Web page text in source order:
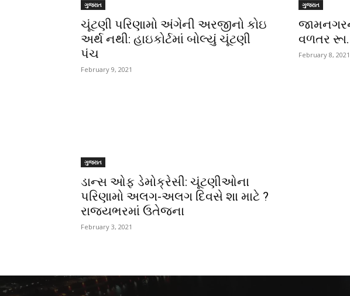
ગુજરાત
ચૂંટણી પરિણામો અંગેની અરજીનો કોઇ
અર્થ નથી: હાઇકોર્ટમાં બોલ્યું ચૂંટણી
પંચ
February 9, 2021
ગુજરાત
વળતર
February 8, 2021
ગુજરાત
ડાન્સ ઓફ ડેમોક્રેસી: ચૂંટણીઓના
પરિણામો અલગ-અલગ દિવસે શા માટે ?
રાજયભરમાં ઉતેજના
February 3, 2021